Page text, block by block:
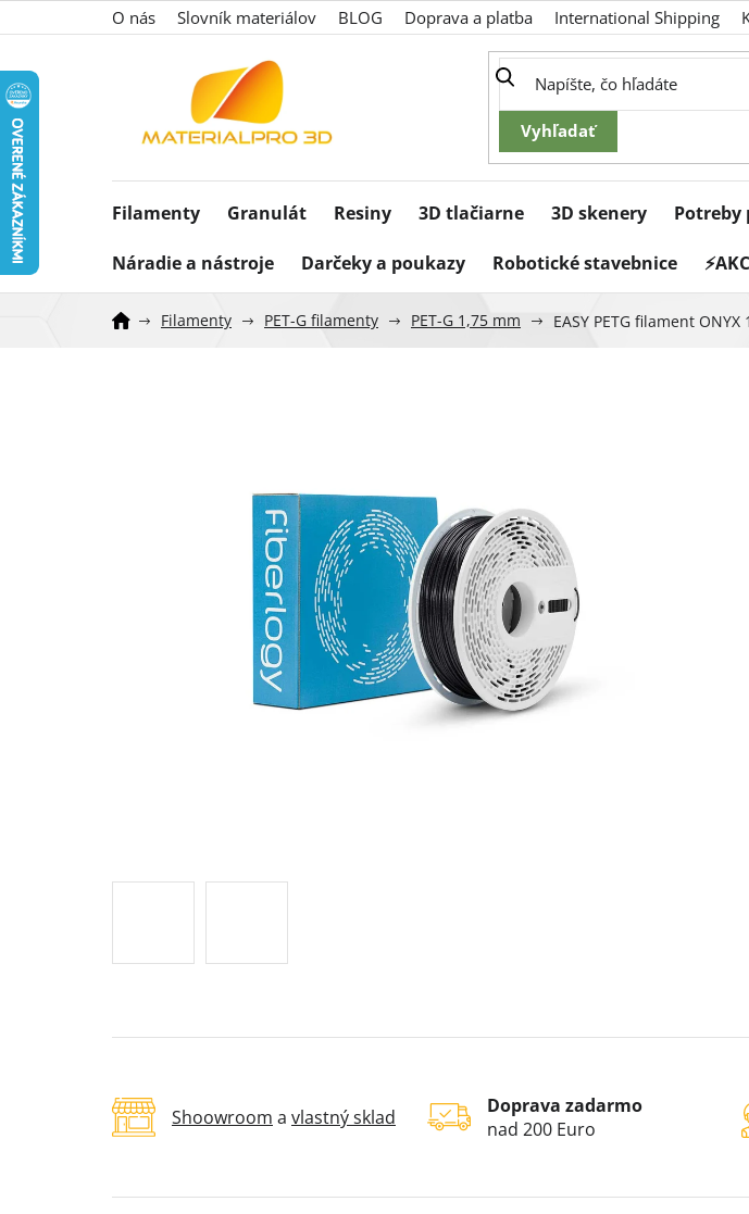
na
O nás Slovník materiálov BLOG Doprava a platba International Shipping
Filamenty Granulát Resiny 3D tlačiarne 3D skenery Potreby
Náradie a nástroje Darčeky a poukazy Robotické stavebnice
Filamenty PET-G filamenty PET-G 1,75 mm EASY PETG filament
Shoowroom a vlastný sklad
Doprava zadarmo
nad 200 Euro